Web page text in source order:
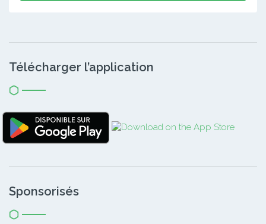
Télécharger l’application
Sponsorisés